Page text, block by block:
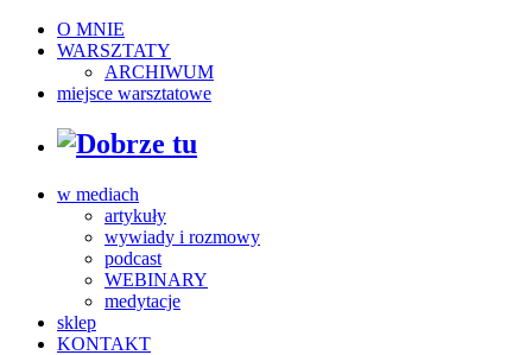
O MNIE
WARSZTATY
ARCHIWUM
miejsce warsztatowe
w mediach
artykuły
wywiady i rozmowy
podcast
WEBINARY
medytacje
sklep
KONTAKT